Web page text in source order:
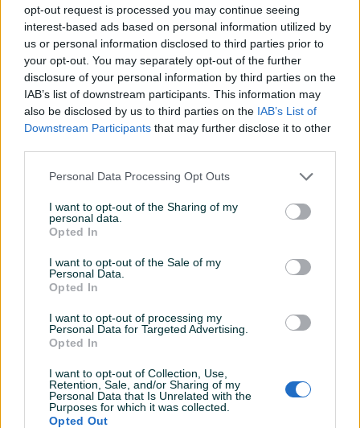
opt-out request is processed you may continue seeing
interest-based ads based on personal information utilized by
us or personal information disclosed to third parties prior to
your opt-out. You may separately opt-out of the further
disclosure of your personal information by third parties on the
IAB’s list of downstream participants. This information may
also be disclosed by us to third parties on the IAB’s List of
Downstream Participants that may further disclose it to other
Personal Data Processing Opt Outs
I want to opt-out of the Sharing of my
personal data.
Opted In
I want to opt-out of the Sale of my
Personal Data.
Opted In
I want to opt-out of processing my
Personal Data for Targeted Advertising.
Opted In
I want to opt-out of Collection, Use,
Retention, Sale, and/or Sharing of my
Personal Data that Is Unrelated with the
Purposes for which it was collected.
Opted Out
AKCIJSKA CIJENA 189,00 KM
209 KM
prije 2 godine
AKCIJSKA CIJENA 189,00 KM
RUK.LOPTA SELECT- VELIČINA 1
- AKCIJSKA CIJENA 59,00 KM
Dostupno
PATIKE NIKE DM0829 010 -
AKCIJSKA CIJENA 189,00 KM